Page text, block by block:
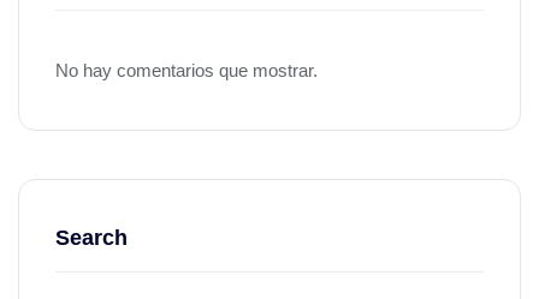
No hay comentarios que mostrar.
Search